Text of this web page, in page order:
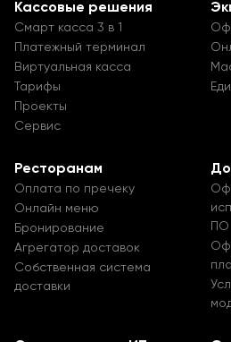
Кассовые решения
Смарт касса 3 в 1
Платежный терминал
Виртуальная касса
Тарифы
Проекты
Сервис
Ресторанам
Оплата по пречеку
Онлайн меню
Бронирование
Агрегатор доставок
Собственная система
доставки
ПО